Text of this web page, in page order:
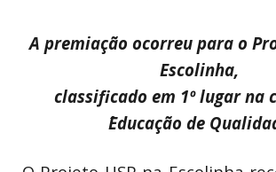
A premiação ocorreu para o
Escolinha,
classificado em 1º lugar na
´Educação de